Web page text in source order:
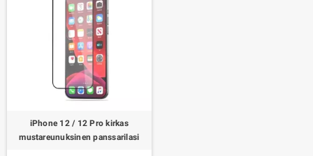
iPhone 12 / 12 Pro kirkas
mustareunuksinen panssarilasi